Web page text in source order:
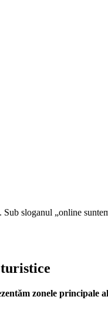
sloganul „online
zonele principale